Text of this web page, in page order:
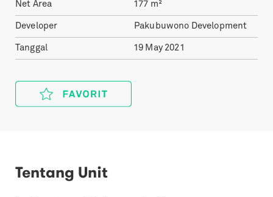
Net Area 177 m²
Developer Pakubuwono Development
Tanggal 19 May 2021
Tentang Unit